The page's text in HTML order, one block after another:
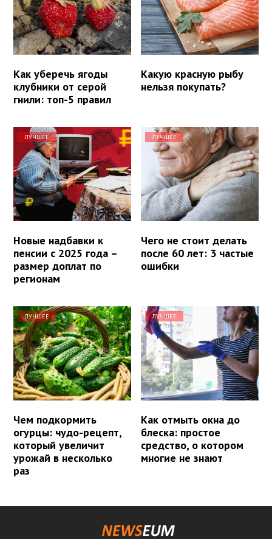
Как уберечь ягоды
клубники от серой
гнили: топ-5 правил
Какую красную рыбу
нельзя покупать?
ЛУЧШЕЕ
Новые надбавки к
пенсии с 2025 года –
размер доплат по
регионам
ЛУЧШЕЕ
Чего не стоит делать
после 60 лет: 3 частые
ошибки
ЛУЧШЕЕ
Чем подкормить
огурцы: чудо-рецепт,
который увеличит
урожай в несколько
раз
ЛУЧШЕЕ
Как отмыть окна до
блеска: простое
средство, о котором
многие не знают